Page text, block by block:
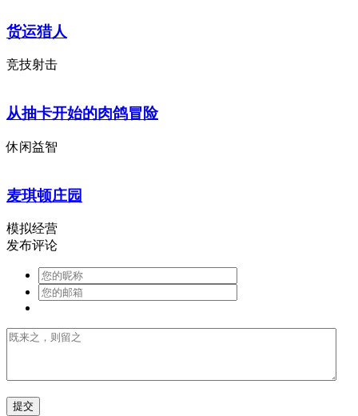
货运猎人
竞技射击
从抽卡开始的肉鸽冒险
休闲益智
麦琪顿庄园
模拟经营
发布评论